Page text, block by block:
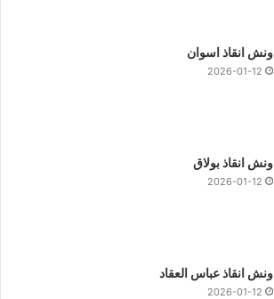
ونش انقاذ اسوان
2026-01-12
ونش انقاذ بولاق
2026-01-12
ونش انقاذ عباس العقاد
2026-01-12